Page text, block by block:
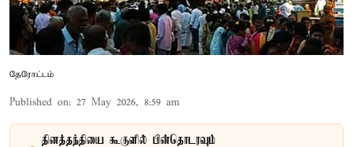
தேரோட்டம்
Published on: 27 May 2026, 8:59 am
தினத்தந்தியை கூகுளில் பின்தொடரவும்